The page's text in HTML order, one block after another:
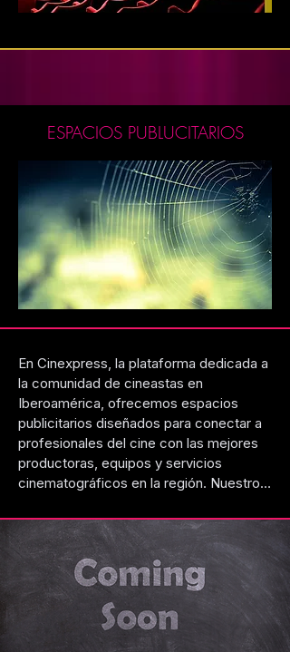
ESPACIOS PUBLUCITARIOS
En Cinexpress, la plataforma dedicada a
la comunidad de cineastas en
Iberoamérica, ofrecemos espacios
publicitarios diseñados para conectar a
profesionales del cine con las mejores
productoras, equipos y servicios
cinematográficos en la región. Nuestro
a menudo viajan para rodajes en
distintos países, busca constantemente
recursos de calidad para llevar a cabo
sus producciones. Anunciarte en
Cinexpress te permitirá posicionar tu
marca frente a una audiencia
especializada, apasionada por el cine y